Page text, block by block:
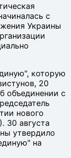
с
Украины
которую
20
объединении с
нового
30 августа
утвердило
на